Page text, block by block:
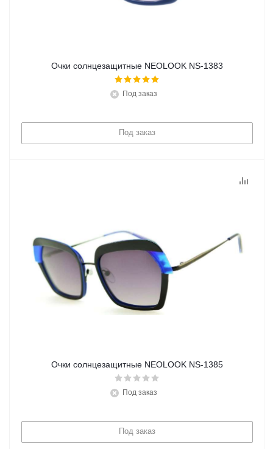
Очки солнцезащитные NEOLOOK NS-1383
Под заказ
Под заказ
Очки солнцезащитные NEOLOOK NS-1385
Под заказ
Под заказ